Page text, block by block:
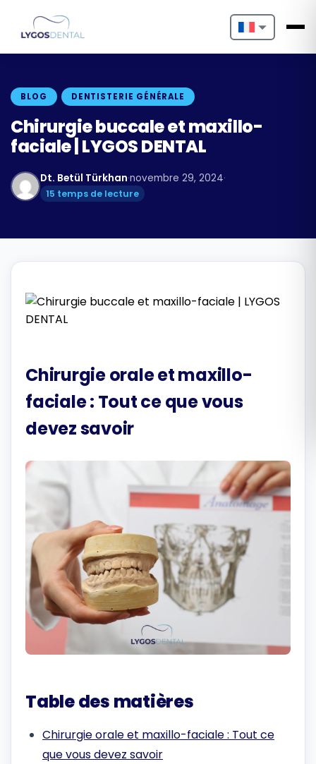
Nederlands
Français
Русский
BLOG DENTISTERIE GÉNÉRALE
Chirurgie buccale et maxillo-
faciale | LYGOS DENTAL
Dt. Betül Türkhan·novembre 29, 2024·
15 temps de lecture
Chirurgie orale et maxillo-
faciale : Tout ce que vous
devez savoir
Table des matières
Chirurgie orale et maxillo-faciale : Tout ce
que vous devez savoir